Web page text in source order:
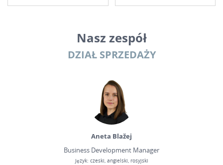
Nasz zespół
DZIAŁ SPRZEDAŻY
Aneta Blažej
Business Development Manager
Język: czeski, angielski, rosyjski